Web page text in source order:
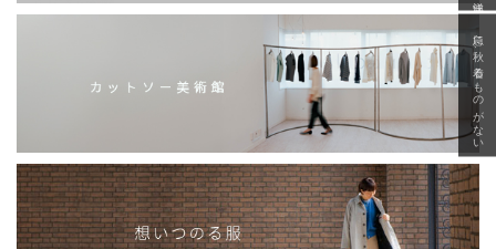
急に秋、着るものがない